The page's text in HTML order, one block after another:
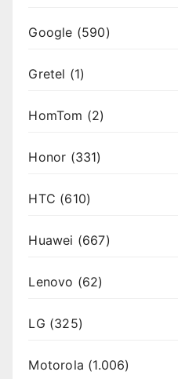
Google (590)
Gretel (1)
HomTom (2)
Honor (331)
HTC (610)
Huawei (667)
Lenovo (62)
LG (325)
Motorola (1.006)